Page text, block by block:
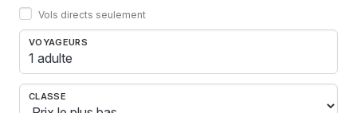
Vols directs seulement
VOYAGEURS
1 adulte
CLASSE